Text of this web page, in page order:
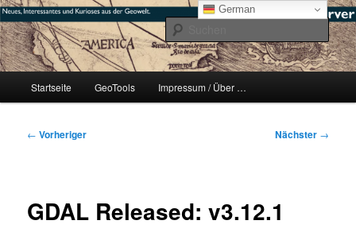
Zum
primären
Inhalt
springen#geoObserver
mikeE's GeoBlog
Startseite GeoTools Impressum / Über …
Beitragsnavigation
← Vorheriger Nächster →
GDAL Released: v3.12.1
German